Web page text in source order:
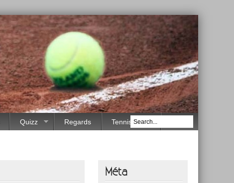
Quizz Regards Tennis Race
Méta